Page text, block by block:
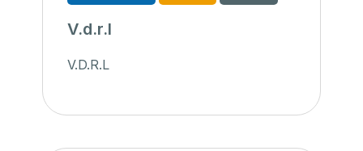
V.d.r.l
V.D.R.L